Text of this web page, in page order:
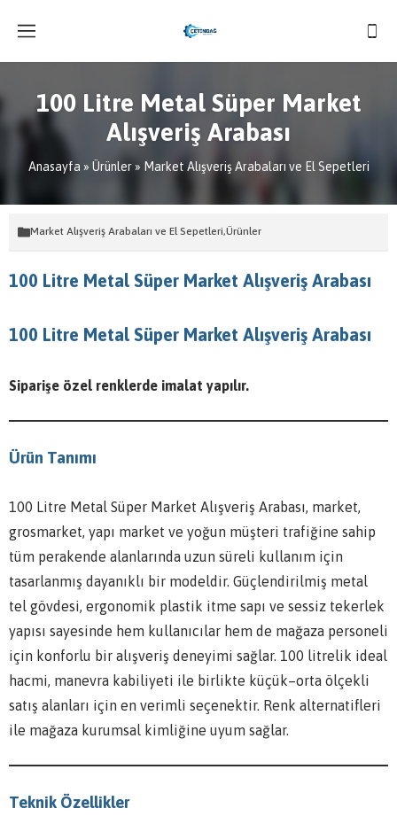
100 Litre Metal Süper Market
Alışveriş Arabası
Anasayfa » Ürünler» Market Alışveriş Arabaları ve El Sepetleri
Market Alışveriş Arabaları ve El Sepetleri,Ürünler
100 Litre Metal Süper Market Alışveriş Arabası
100 Litre Metal Süper Market Alışveriş Arabası
Siparişe özel renklerde imalat yapılır.
Ürün Tanımı
100 Litre Metal Süper Market Alışveriş Arabası, market,
grosmarket, yapı market ve yoğun müşteri trafiğine sahip
tüm perakende alanlarında uzun süreli kullanım için
tasarlanmış dayanıklı bir modeldir. Güçlendirilmiş metal
tel gövdesi, ergonomik plastik itme sapı ve sessiz tekerlek
yapısı sayesinde hem kullanıcılar hem de mağaza personeli
için konforlu bir alışveriş deneyimi sağlar. 100 litrelik ideal
hacmi, manevra kabiliyeti ile birlikte küçük–orta ölçekli
satış alanları için en verimli seçenektir. Renk alternatifleri
ile mağaza kurumsal kimliğine uyum sağlar.
Teknik Özellikler